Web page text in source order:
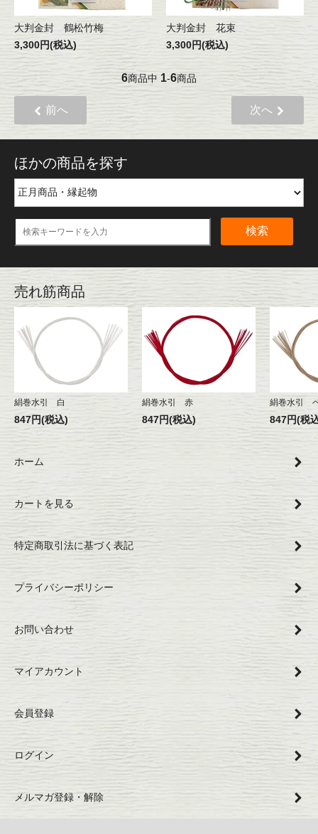
大判金封 鶴松竹梅
3,300円(税込)
大判金封 花束
3,300円(税込)
6商品中 1-6商品
前へ 次へ
ほかの商品を探す
検索
売れ筋商品
絹巻水引 白
847円(税込)
絹巻水引 赤
847円(税込)
絹巻水引
847円(税
ホーム
カートを見る
特定商取引法に基づく表記
プライバシーポリシー
お問い合わせ
マイアカウント
会員登録
ログイン
メルマガ登録・解除